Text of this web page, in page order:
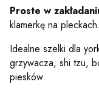
Proste w
klamerkę na pleckach.
Idealne szelki dla
grzywacza, shi tzu,
piesków.